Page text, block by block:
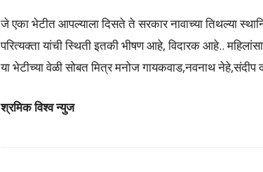
जे एका भेटीत आपल्याला दिसते ते सरकार नावाच्या तिथल्या
परित्यक्ता यांची स्थिती इतकी भीषण आहे, विदारक आहे..
या भेटीच्या वेळी सोबत मित्र मनोज गायकवाड,नवनाथ
श्रमिक विश्व न्युज